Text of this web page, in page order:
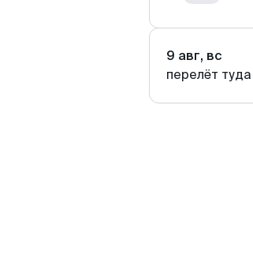
9 авг, вс
перелёт туда